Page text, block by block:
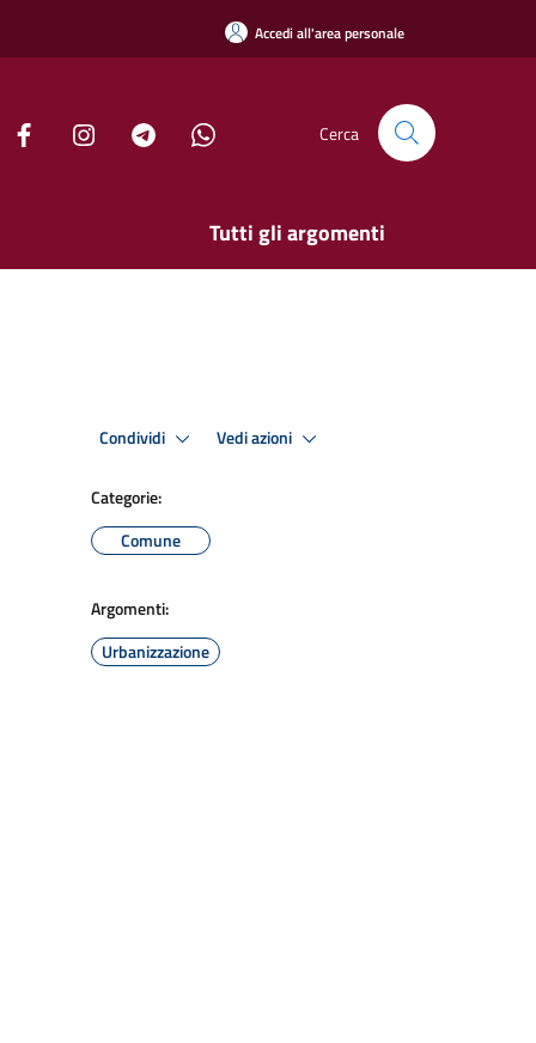
Accedi all'area personale
Cerca
Tutti gli argomenti
Condividi Vedi azioni
Categorie:
Comune
Argomenti:
Urbanizzazione